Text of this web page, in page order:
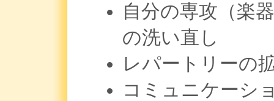
自分の専攻（楽
の洗い直し
レパートリーの
コミュニケーシ